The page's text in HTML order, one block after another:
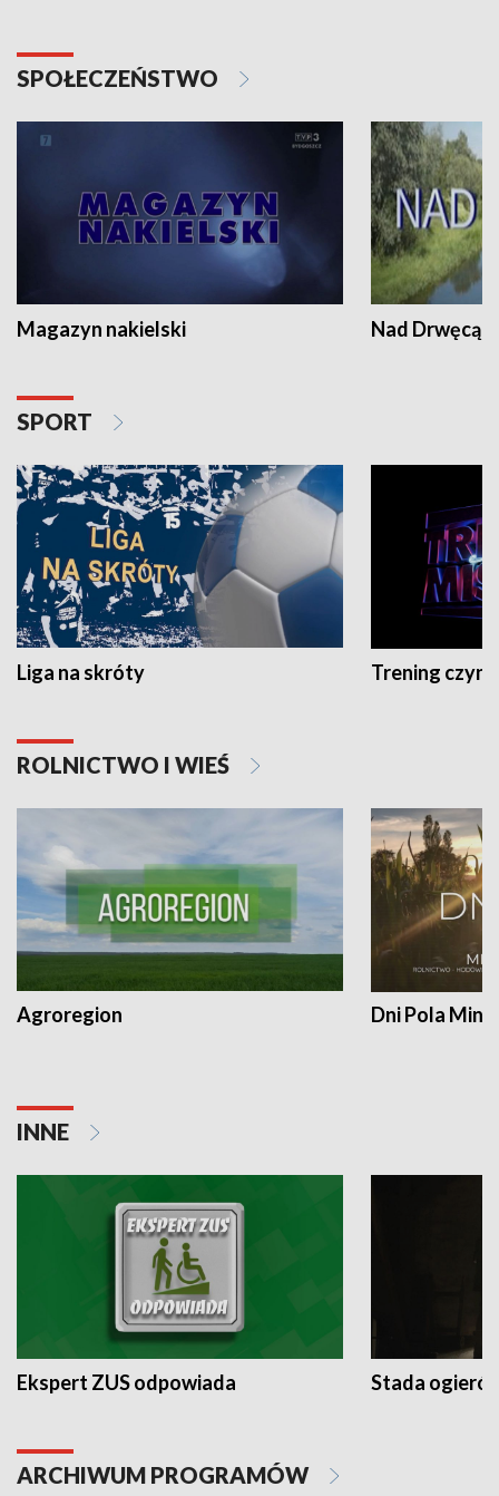
SPOŁECZEŃSTWO
Magazyn nakielski Nad Drwęcą
SPORT
Liga na skróty Trening czyni
ROLNICTWO I WIEŚ
Agroregion Dni Pola
INNE
Ekspert ZUS odpowiada Stada
ARCHIWUM PROGRAMÓW